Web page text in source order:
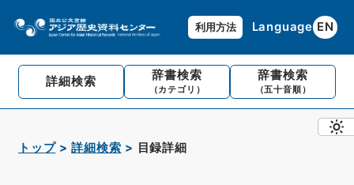
利用方法 Language EN
詳細検索 辞書検索
（カテゴリ）
辞書検索
（五十音順）
トップ 詳細検索 目録詳細